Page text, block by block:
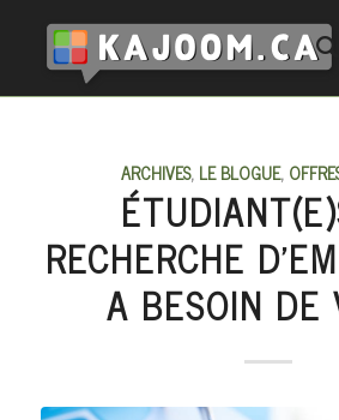
ARCHIVES, LE BLOGUE,
RECHERCHE
A BESOIN DE